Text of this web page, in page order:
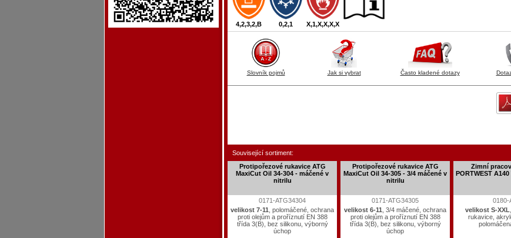
4,2,3,2,B 0,2,1 X,1,X,X,X,X
Slovník pojmů Jak si vybrat Často kladené dotazy
Související sortiment:
Protipořezové rukavice ATG
MaxiCut Oil 34-304 - máčené v
nitrilu
0171-ATG34304
velikost 7-11 , polomáčené, ochrana
proti olejům a proříznutí EN 388
třída 3(B), bez silikonu, výborný
úchop
Protipořezové rukavice ATG
MaxiCut Oil 34-305 - 3/4 máčené v
nitrilu
0171-ATG34305
velikost 6-11 , 3/4 máčené, ochrana
proti olejům a proříznutí EN 388
třída 3(B), bez silikonu, výborný
úchop
Zimní
PORTWEST
0180-
velikost S-XXL
rukavice,